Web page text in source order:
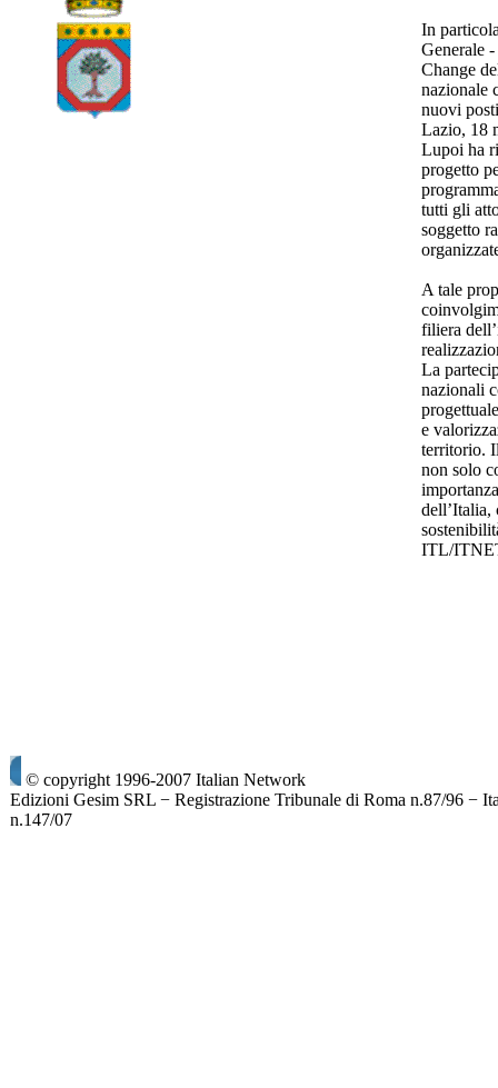
In
Generale
Change
nazionale
nuovi
Lazio, 18
Lupoi ha
progetto
tutti gli
soggetto
A tale
filiera
La
nazionali
e
territorio.
non solo
dell’Italia,
ITL/
© copyright 1996-2007 Italian Network
Edizioni Gesim SRL − Registrazione Tribunale di Roma n.87/96 −
n.147/07